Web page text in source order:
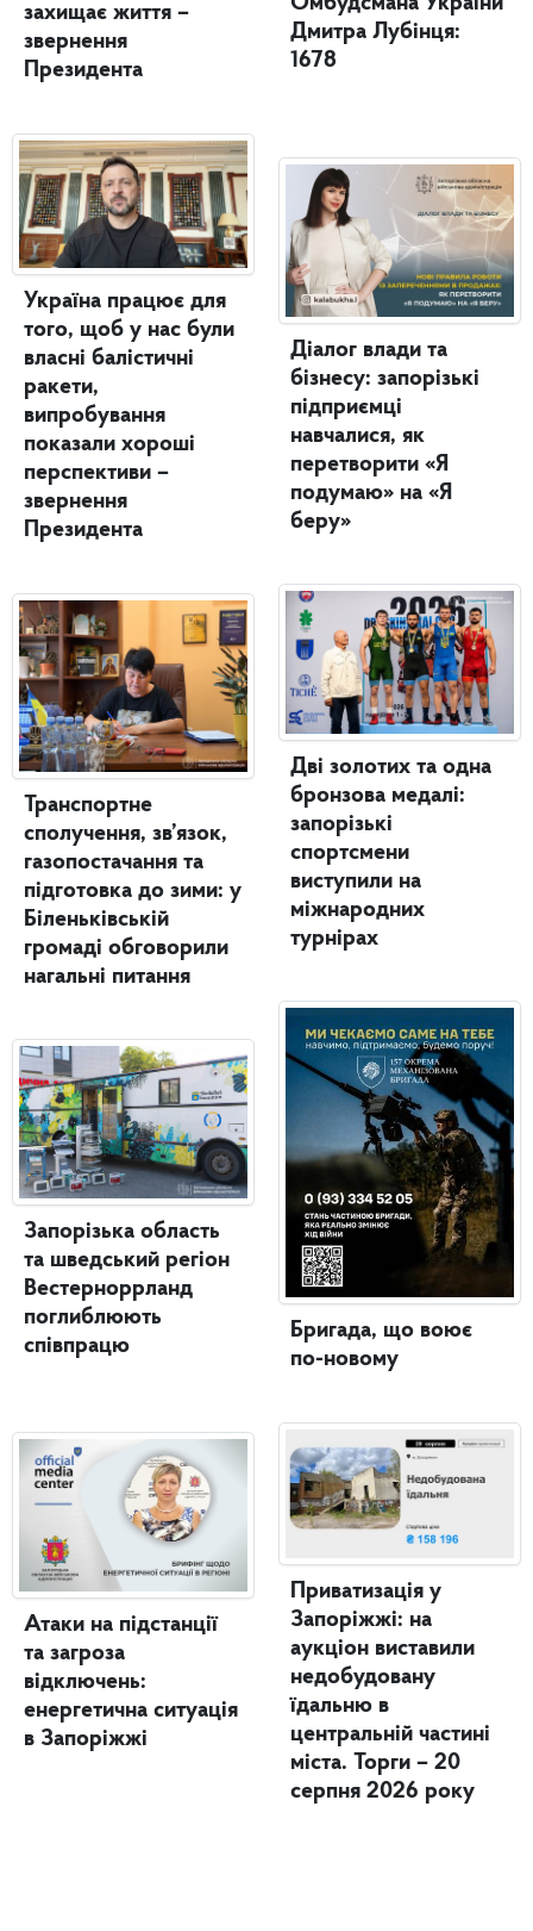
захищає життя –
звернення
Президента
Україна працює для
того, щоб у нас були
власні балістичні
ракети,
випробування
показали хороші
перспективи –
звернення
Президента
Транспортне
сполучення, зв’язок,
газопостачання та
підготовка до зими: у
Біленьківській
громаді обговорили
нагальні питання
Запорізька область
та шведський регіон
Вестерноррланд
поглиблюють
співпрацю
Атаки на підстанції
та загроза
відключень:
енергетична ситуація
в Запоріжжі
Дмитра Лубінця:
1678
Діалог влади та
бізнесу: запорізькі
підприємці
навчалися, як
перетворити «Я
подумаю» на «Я
беру»
Дві золотих та одна
бронзова медалі:
запорізькі
спортсмени
виступили на
міжнародних
турнірах
Бригада, що воює
по-новому
Приватизація у
Запоріжжі: на
аукціон виставили
недобудовану
їдальню в
центральній частині
міста. Торги – 20
серпня 2026 року